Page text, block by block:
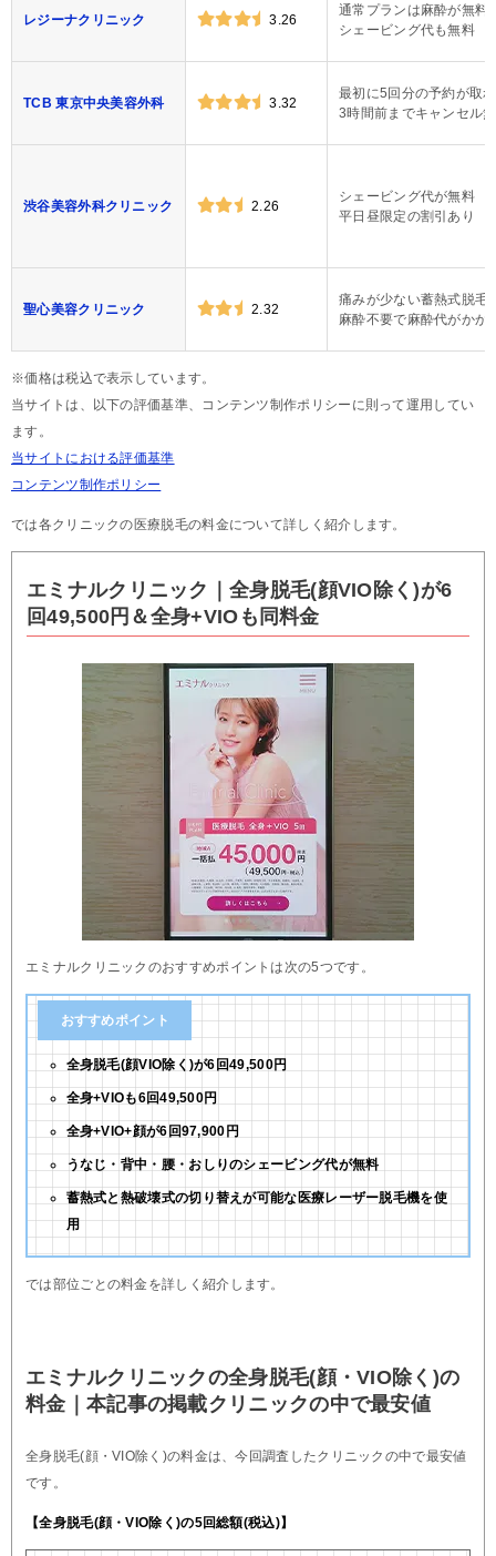
レジーナクリニック 3.26
通常プランは麻酔が無料
シェービング代も無料
TCB 東京中央美容外科 3.32
最初に5回分の予約が取
3時間前までキャンセル
渋谷美容外科クリニック 2.26
シェービング代が無料
平日昼限定の割引あり
聖心美容クリニック 2.32
痛みが少ない蓄熱式脱毛
麻酔不要で麻酔代がかか
※価格は税込で表示しています。
当サイトは、以下の評価基準、コンテンツ制作ポリシーに則って運用してい
ます。
当サイトにおける評価基準
コンテンツ制作ポリシー
では各クリニックの医療脱毛の料金について詳しく紹介します。
エミナルクリニック｜全身脱毛(顔VIO除く)が6
回49,500円＆全身+VIOも同料金
エミナルクリニックのおすすめポイントは次の5つです。
おすすめポイント
全身脱毛(顔VIO除く)が6回49,500円
全身+VIOも6回49,500円
全身+VIO+顔が6回97,900円
うなじ・背中・腰・おしりのシェービング代が無料
蓄熱式と熱破壊式の切り替えが可能な医療レーザー脱毛機を使
用
では部位ごとの料金を詳しく紹介します。
エミナルクリニックの全身脱毛(顔・VIO除く)の
料金｜本記事の掲載クリニックの中で最安値
全身脱毛(顔・VIO除く)の料金は、今回調査したクリニックの中で最安値
です。
【全身脱毛(顔・VIO除く)の5回総額(税込)】